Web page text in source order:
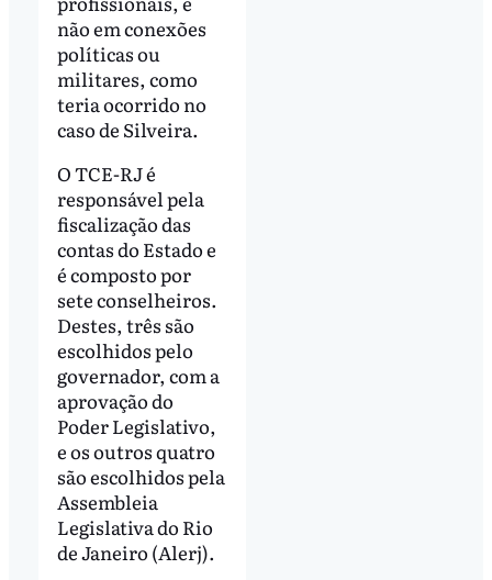
não em conexões
políticas ou
militares, como
teria ocorrido no
caso de Silveira.
O TCE-RJ é
responsável pela
fiscalização das
contas do Estado e
é composto por
sete conselheiros.
Destes, três são
escolhidos pelo
governador, com a
aprovação do
Poder Legislativo,
e os outros quatro
são escolhidos pela
Assembleia
Legislativa do Rio
de Janeiro (Alerj).